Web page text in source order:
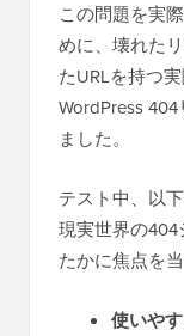
この問題を実
めに、壊れた
たURLを持つ
WordPress
ました。
テスト中、以
現実世界の
たかに焦点を当
使いや